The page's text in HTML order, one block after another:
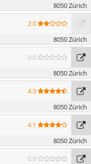
8050 Zürich
2.0
8050 Zürich
0.0
8050 Zürich
4.3
8050 Zürich
4.1
8050 Zürich
0.0